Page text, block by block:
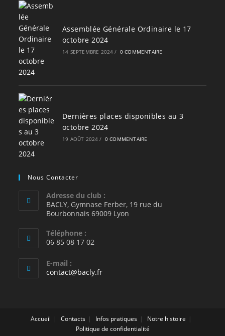
Assemblée Générale Ordinaire le 17
octobre 2024
14 SEPTEMBRE 2024 / 0 COMMENTAIRE
Dernières places disponibles au 3
octobre 2024
19 AOÛT 2024 / 0 COMMENTAIRE
Nous Contacter
Adresse du club :
BACLY, Gymnase Ferber, 19 rue du
Bourbonnais 69009 Lyon
Téléphone :
06 85 08 17 02
E-mail :
contact@bacly.frS’ouvre
Accueil Contacts Infos pratiques
Notre histoire
Politique de confidentialité